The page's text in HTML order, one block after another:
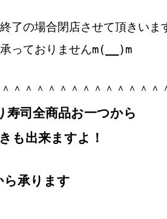
了の場合閉店させて頂きいま
っておりませんm(__)m
＾＾＾＾＾＾＾＾＾＾＾＾
寿司全商品お一つから
も出来ますよ！
承ります